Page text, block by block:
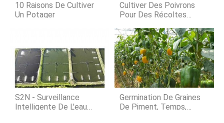
terre fa
10 Raisons De Cultiver
Un Potager
Cultiver Des Poivrons
Pour Des Récoltes
S2N - Surveillance
Intelligente De L'eau
Germination De Graines
De Piment, Temps,